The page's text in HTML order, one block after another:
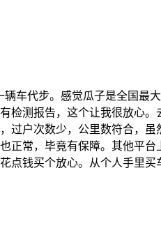
车代步。感觉瓜子是全国最
检测报告，这个让我很放心
过户次数少，公里数符合，
正常，毕竟有保障。其他平
点钱买个放心。从个人手里